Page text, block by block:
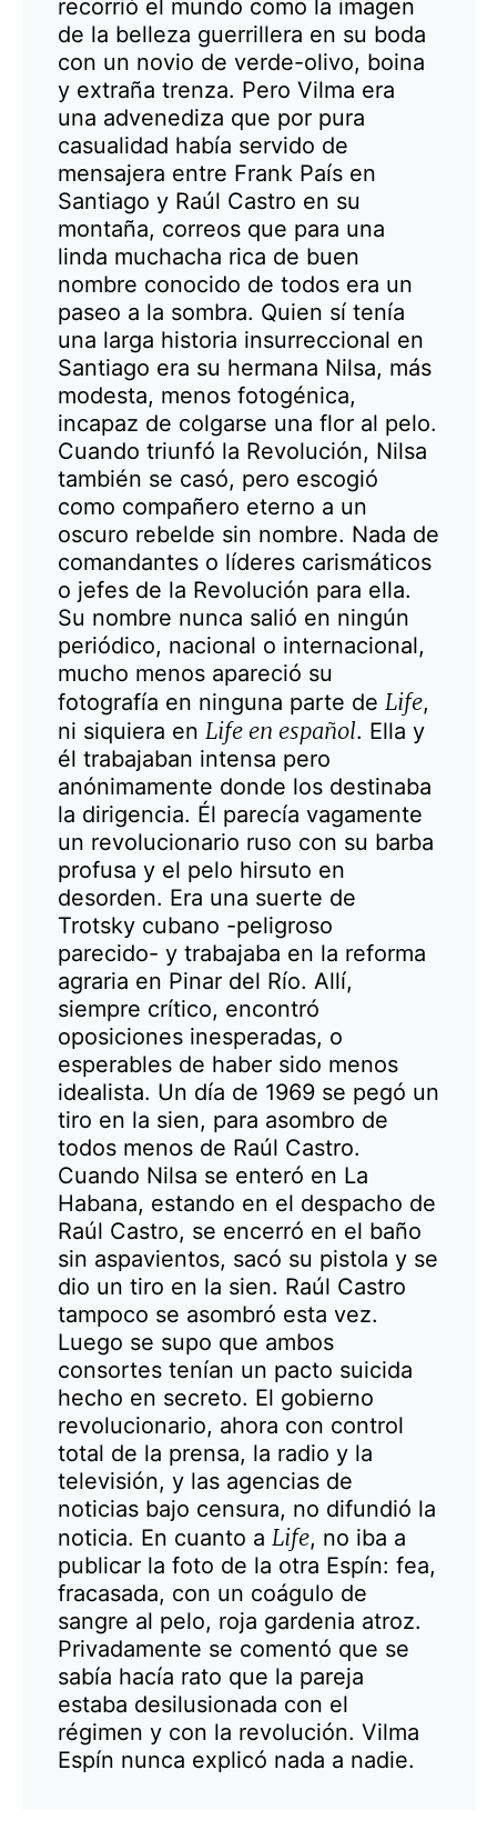
recorrió el mundo como la imagen
de la belleza guerrillera en su boda
con un novio de verde-olivo, boina
y extraña trenza. Pero Vilma era
una advenediza que por pura
casualidad había servido de
mensajera entre Frank País en
Santiago y Raúl Castro en su
montaña, correos que para una
linda muchacha rica de buen
nombre conocido de todos era un
paseo a la sombra. Quien sí tenía
una larga historia insurreccional en
Santiago era su hermana Nilsa, más
modesta, menos fotogénica,
incapaz de colgarse una flor al pelo.
Cuando triunfó la Revolución, Nilsa
también se casó, pero escogió
como compañero eterno a un
oscuro rebelde sin nombre. Nada de
comandantes o líderes carismáticos
o jefes de la Revolución para ella.
Su nombre nunca salió en ningún
periódico, nacional o internacional,
mucho menos apareció su
fotografía en ninguna parte de Life,
ni siquiera en Life en español. Ella y
él trabajaban intensa pero
anónimamente donde los destinaba
la dirigencia. Él parecía vagamente
un revolucionario ruso con su barba
profusa y el pelo hirsuto en
desorden. Era una suerte de
Trotsky cubano -peligroso
parecido- y trabajaba en la reforma
agraria en Pinar del Río. Allí,
siempre crítico, encontró
oposiciones inesperadas, o
esperables de haber sido menos
idealista. Un día de 1969 se pegó un
tiro en la sien, para asombro de
todos menos de Raúl Castro.
Cuando Nilsa se enteró en La
Habana, estando en el despacho de
Raúl Castro, se encerró en el baño
sin aspavientos, sacó su pistola y se
dio un tiro en la sien. Raúl Castro
tampoco se asombró esta vez.
Luego se supo que ambos
consortes tenían un pacto suicida
hecho en secreto. El gobierno
revolucionario, ahora con control
total de la prensa, la radio y la
televisión, y las agencias de
noticias bajo censura, no difundió la
noticia. En cuanto a Life, no iba a
publicar la foto de la otra Espín: fea,
fracasada, con un coágulo de
sangre al pelo, roja gardenia atroz.
Privadamente se comentó que se
sabía hacía rato que la pareja
estaba desilusionada con el
régimen y con la revolución. Vilma
Espín nunca explicó nada a nadie.